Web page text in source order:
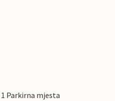
Parkirna mjesta